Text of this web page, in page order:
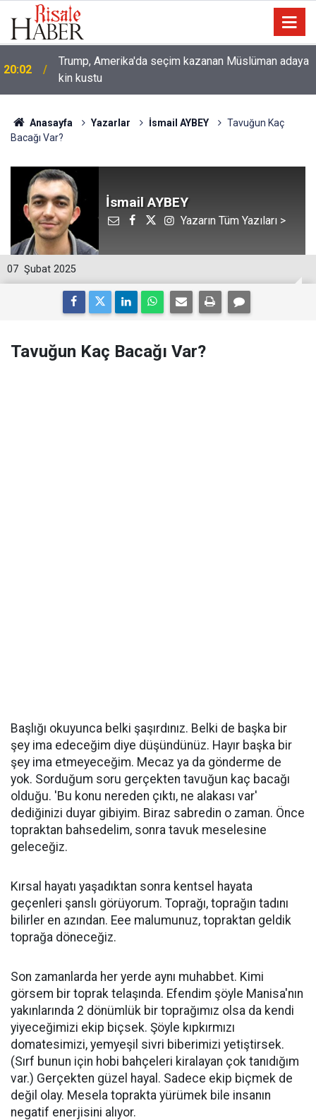
20:02
Trump, Amerika'da seçim kazanan Müslüman adaya
kin kustu
Anasayfa Yazarlar İsmail AYBEY
Tavuğun Kaç
Bacağı Var?
İsmail AYBEY
Yazarın Tüm Yazıları >
07 Şubat 2025
Tavuğun Kaç Bacağı Var?
Başlığı okuyunca belki şaşırdınız. Belki de başka bir
şey ima edeceğim diye düşündünüz. Hayır başka bir
şey ima etmeyeceğim. Mecaz ya da gönderme de
yok. Sorduğum soru gerçekten tavuğun kaç bacağı
olduğu. 'Bu konu nereden çıktı, ne alakası var'
dediğinizi duyar gibiyim. Biraz sabredin o zaman. Önce
topraktan bahsedelim, sonra tavuk meselesine
geleceğiz.
Kırsal hayatı yaşadıktan sonra kentsel hayata
geçenleri şanslı görüyorum. Toprağı, toprağın tadını
bilirler en azından. Eee malumunuz, topraktan geldik
toprağa döneceğiz.
Son zamanlarda her yerde aynı muhabbet. Kimi
görsem bir toprak telaşında. Efendim şöyle Manisa'nın
yakınlarında 2 dönümlük bir toprağımız olsa da kendi
yiyeceğimizi ekip biçsek. Şöyle kıpkırmızı
domatesimizi, yemyeşil sivri biberimizi yetiştirsek.
(Sırf bunun için hobi bahçeleri kiralayan çok tanıdığım
var.) Gerçekten güzel hayal. Sadece ekip biçmek de
değil olay. Mesela toprakta yürümek bile insanın
negatif enerjisini alıyor.